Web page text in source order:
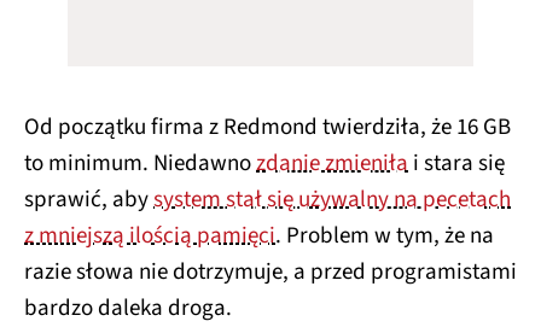
Od początku firma z Redmond twierdziła, że 16 GB
to minimum. Niedawnozdanie zmieniłai stara się
sprawić, abysystem stał się używalny na pecetach
z mniejszą ilością pamięci. Problem w tym, że na
razie słowa nie dotrzymuje, a przed programistami
bardzo daleka droga.